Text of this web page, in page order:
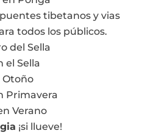
tibetanos y vias
todos los públicos.
del Sella
el Sella
Otoño
Primavera
Verano
¡si llueve!